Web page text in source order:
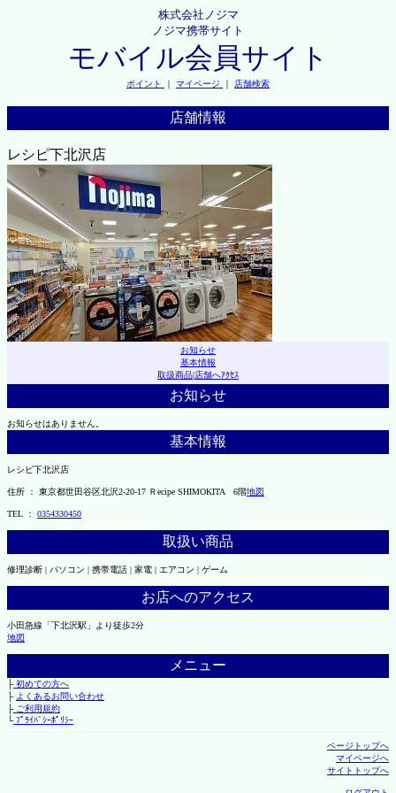
株式会社ノジマ
ノジマ携帯サイト
モバイル会員サイト
ポイント ｜ マイページ ｜ 店舗検索
店舗情報
レシピ下北沢店
お知らせ
基本情報
取扱商品|店舗へｱｸｾｽ
お知らせ
お知らせはありません。
基本情報
レシピ下北沢店
住所 ： 東京都世田谷区北沢2-20-17 Ｒecipe SHIMOKITA 6階地図
TEL ： 0354330450
取扱い商品
修理診断 | パソコン | 携帯電話 | 家電 | エアコン | ゲーム
お店へのアクセス
小田急線「下北沢駅」より徒歩2分
地図
メニュー
├初めての方へ
├ よくあるお問い合わせ
├ご利用規約
└ﾌﾟﾗｲﾊﾞｼｰﾎﾟﾘｼｰ
ページトップへ
マイページへ
サイトトップへ